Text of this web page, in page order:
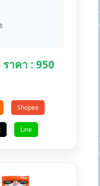
าคา : 950
Shopee
Line